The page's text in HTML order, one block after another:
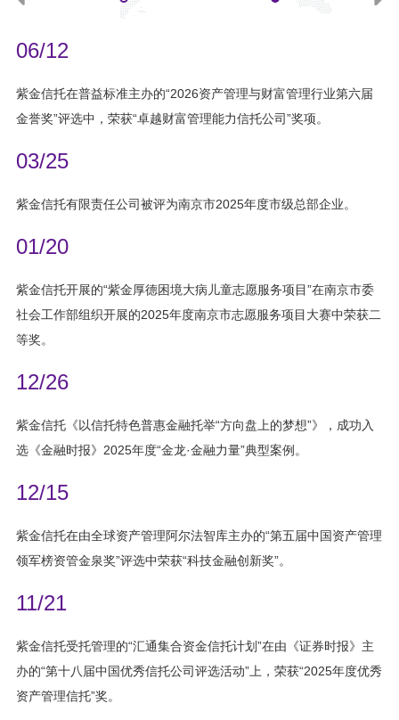
06/12
紫金信托在普益标准主办的“2026资产管理与财富管理行业第六届
金誉奖”评选中，荣获“卓越财富管理能力信托公司”奖项。
03/25
紫金信托有限责任公司被评为南京市2025年度市级总部企业。
01/20
紫金信托开展的“紫金厚德困境大病儿童志愿服务项目”在南京市委
社会工作部组织开展的2025年度南京市志愿服务项目大赛中荣获二
等奖。
12/26
紫金信托《以信托特色普惠金融托举“方向盘上的梦想”》，成功入
选《金融时报》2025年度“金龙·金融力量”典型案例。
12/15
紫金信托在由全球资产管理阿尔法智库主办的“第五届中国资产管理
领军榜资管金泉奖”评选中荣获“科技金融创新奖”。
11/21
紫金信托受托管理的“汇通集合资金信托计划”在由《证券时报》主
办的“第十八届中国优秀信托公司评选活动”上，荣获“2025年度优秀
资产管理信托”奖。